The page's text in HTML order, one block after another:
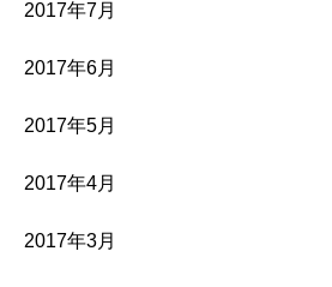
2017年7月
2017年6月
2017年5月
2017年4月
2017年3月